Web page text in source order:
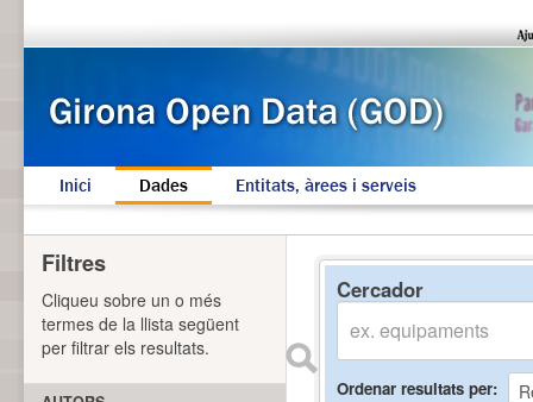
Inici Dades Entitats, àrees i serveis
Cercador
Ordenar resultats per
Filtres
Cliqueu sobre un o més
termes de la llista següent
per filtrar els resultats.